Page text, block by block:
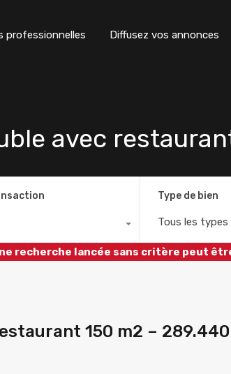
professionnelles Diffusez vos annonces
avec
Type de bien
Tous les types
recherche lancée sans critère peut
150 m2 – 289.440